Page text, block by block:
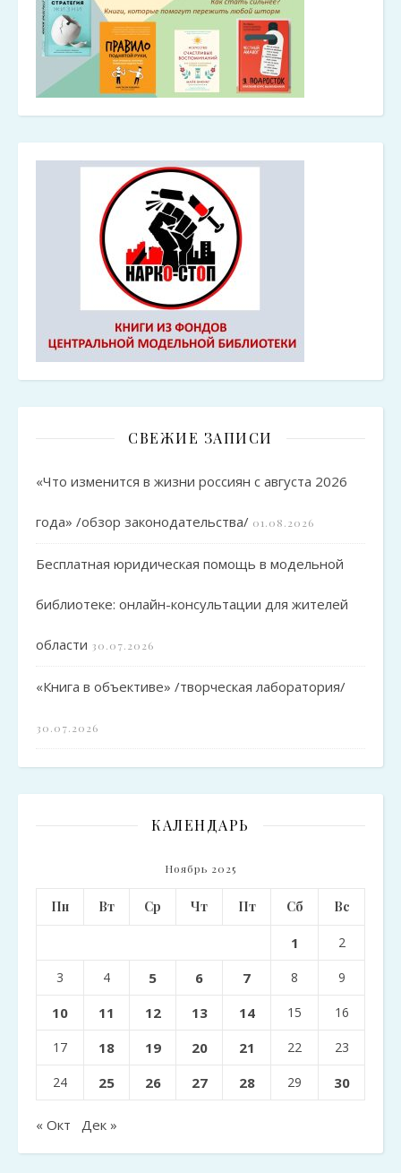
СВЕЖИЕ ЗАПИСИ
«Что изменится в жизни россиян с августа 2026
года» /обзор законодательства/ 01.08.2026
Бесплатная юридическая помощь в модельной
библиотеке: онлайн-консультации для жителей
области 30.07.2026
«Книга в объективе» /творческая лаборатория/
30.07.2026
КАЛЕНДАРЬ
Ноябрь 2025
Пн Вт Ср Чт Пт Сб Вс
1 2
3 4 5 6 7 8 9
10 11 12 13 14 15 16
17 18 19 20 21 22 23
24 25 26 27 28 29 30
« Окт Дек »